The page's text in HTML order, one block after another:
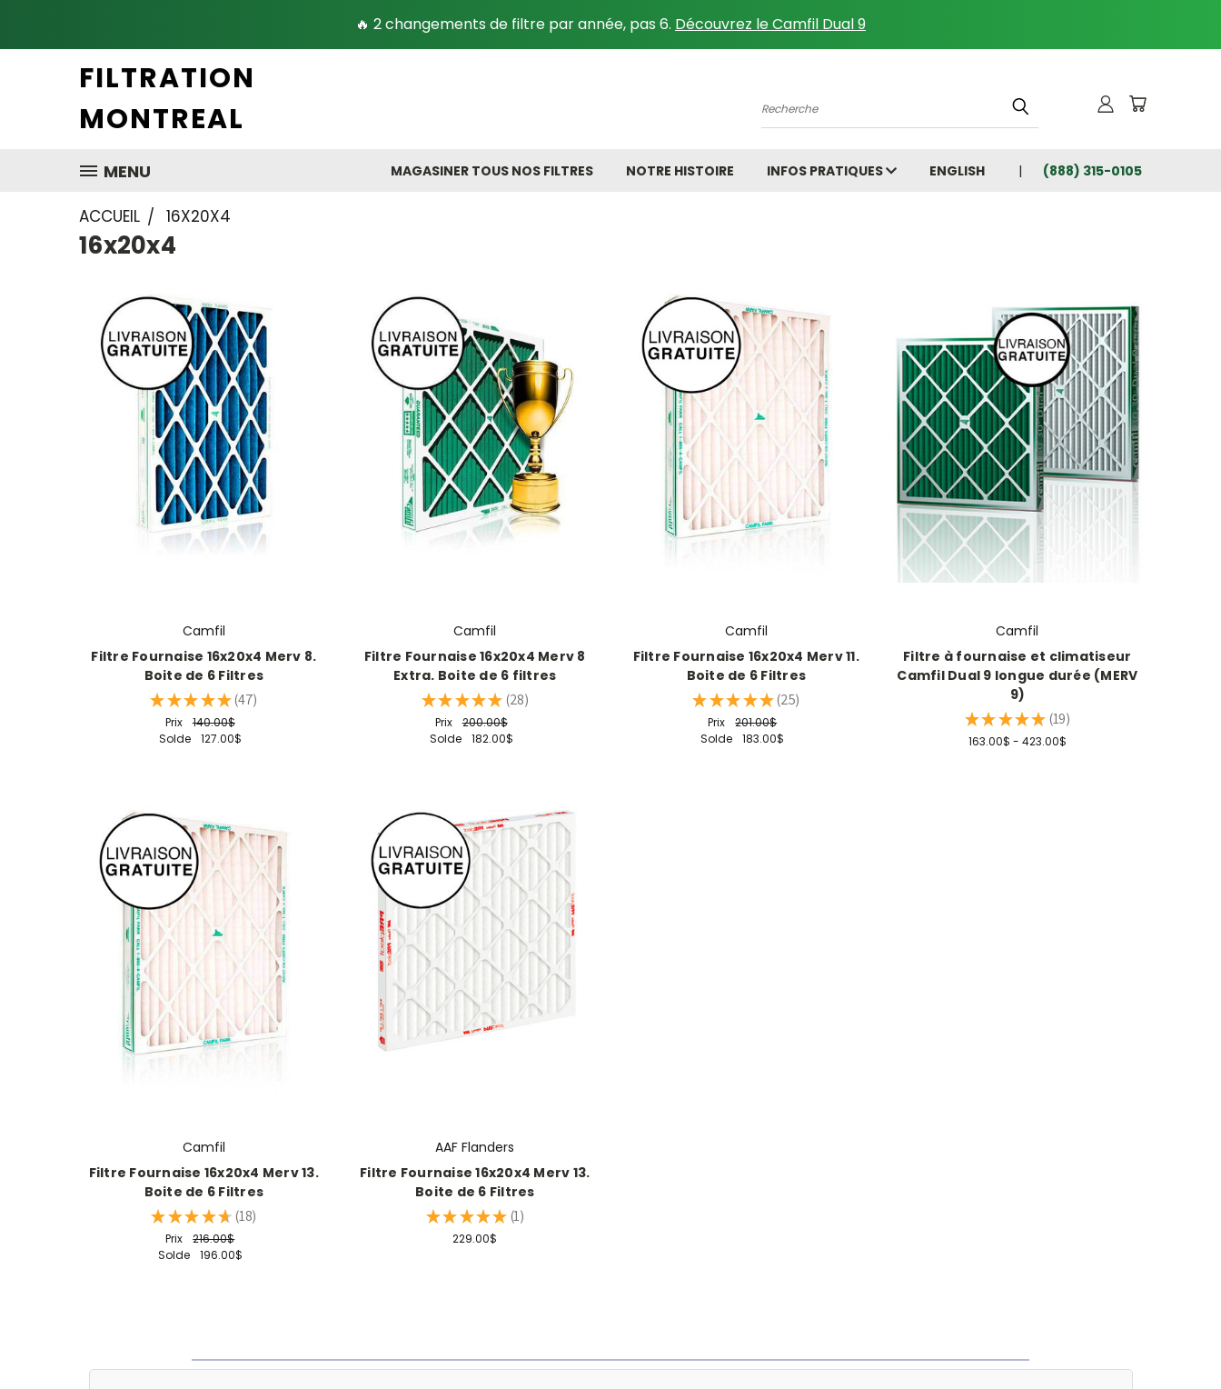
🔥 2 changements de filtre par année, pas 6. Découvrez le Camfil Dual 9
FILTRATION
MONTREAL
Recherche
MENU MAGASINER TOUS NOS FILTRES NOTRE HISTOIRE INFOS PRATIQUES ENGLISH (888) 315-0105
ACCUEIL 16X20X4
16x20x4
Camfil
Filtre Fournaise 16x20x4 Merv 8.
Boite de 6 Filtres
★ ★ ★ ★ ★ 47
47
Prix
140.00$
Solde
127.00$
Camfil
Filtre Fournaise 16x20x4 Merv 8
Extra. Boite de 6 filtres
★ ★ ★ ★ ★ 28
28
Prix
200.00$
Solde
182.00$
Camfil
Filtre Fournaise 16x20x4 Merv 11.
Boite de 6 Filtres
★ ★ ★ ★ ★ 25
25
Prix
201.00$
Solde
183.00$
Camfil
Filtre à fournaise et climatiseur
Camfil Dual 9 longue durée (MERV
9)
★ ★ ★ ★ ★ 19
19
163.00$ - 423.00$
Camfil
Filtre Fournaise 16x20x4 Merv 13.
Boite de 6 Filtres
★ ★ ★ ★ ★ 18
18
Prix
216.00$
Solde
196.00$
AAF Flanders
Filtre Fournaise 16x20x4 Merv 13.
Boite de 6 Filtres
★ ★ ★ ★ ★ 1
1
229.00$